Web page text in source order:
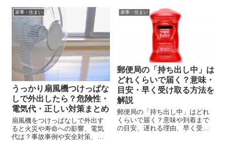
を初心者向けにまとめました。
家事・住まい
うっかり扇風機つけっぱな
しで外出したら？危険性・
電気代・正しい対策まとめ
扇風機をつけっぱなしで外出す
ると火災や寿命への影響、電気
代は？事故事例や安全対策、買
家事・住まい
郵便局の「持ち出し中」は
どれくらいで届く？意味・
目安・早く受け取る方法を
解説
郵便局の「持ち出し中」はどれ
くらいで届く？意味や到着まで
の目安、遅れる理由、早く受け